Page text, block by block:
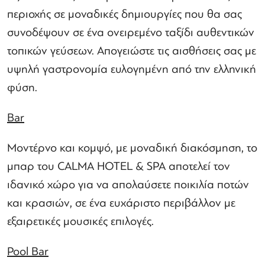
περιοχής σε μοναδικές δημιουργίες που θα σας
συνοδέψουν σε ένα ονειρεμένο ταξίδι αυθεντικών
τοπικών γεύσεων. Απογειώστε τις αισθήσεις σας με
υψηλή γαστρονομία ευλογημένη από την ελληνική
φύση.
Bar
Μοντέρνο και κομψό, με μοναδική διακόσμηση, το
μπαρ του CALMA HOTEL & SPA αποτελεί τον
ιδανικό χώρο για να απολαύσετε ποικιλία ποτών
και κρασιών, σε ένα ευχάριστο περιβάλλον με
εξαιρετικές μουσικές επιλογές.
Pool Bar